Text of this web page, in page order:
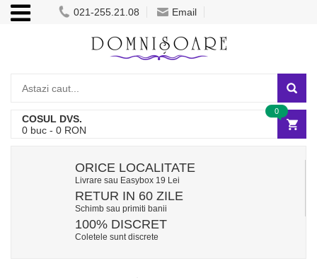
021-255.21.08 Email
COSUL DVS.
0 buc - 0 RON
0
ORICE LOCALITATE
Livrare sau Easybox 19 Lei
RETUR IN 60 ZILE
Schimb sau primiti banii
100% DISCRET
Coletele sunt discrete